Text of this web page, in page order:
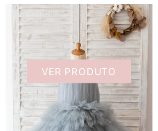
VER PRODUTO